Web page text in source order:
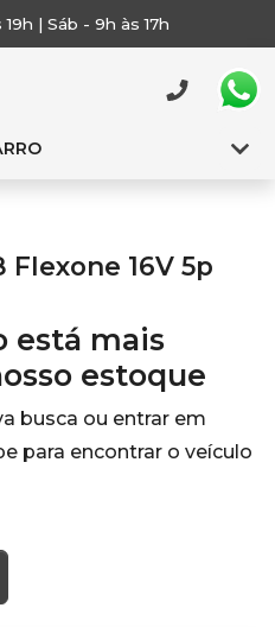
| Sáb - 9h às 17h
Flexone 16V 5p
está mais
estoque
busca ou entrar em
para encontrar o veículo